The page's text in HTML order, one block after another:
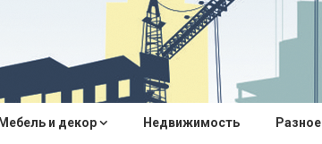
Мебель и декор Недвижимость Разное